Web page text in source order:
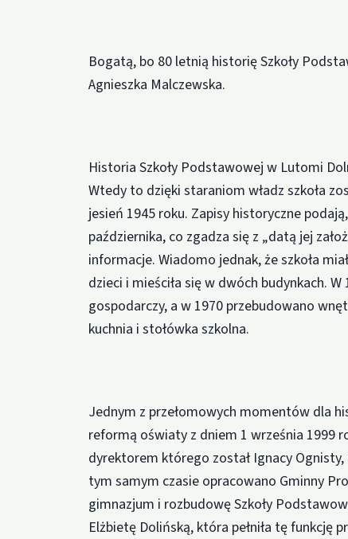
Bogatą, bo 80 letnią historię Szkoły
Agnieszka Malczewska.
Historia Szkoły Podstawowej w Lutomi
Wtedy to dzięki staraniom władz szkoła
jesień 1945 roku. Zapisy historyczne
października, co zgadza się z „datą jej
informacje. Wiadomo jednak, że szkoła
dzieci i mieściła się w dwóch budynkach.
gospodarczy, a w 1970 przebudowano
kuchnia i stołówka szkolna.
Jednym z przełomowych momentów dla
reformą oświaty z dniem 1 września 1999
dyrektorem którego został Ignacy
tym samym czasie opracowano Gminny
gimnazjum i rozbudowę Szkoły
Elżbietę Dolińską, która pełniła tę funkcję